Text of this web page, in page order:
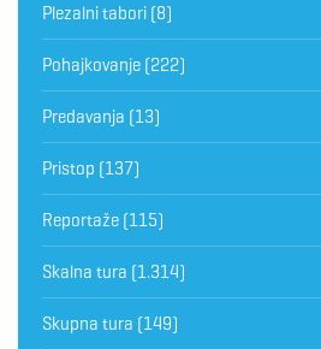
Plezalni tabori (8)
Pohajkovanje (222)
Predavanja (13)
Pristop (137)
Reportaže (115)
Skalna tura (1.314)
Skupna tura (149)